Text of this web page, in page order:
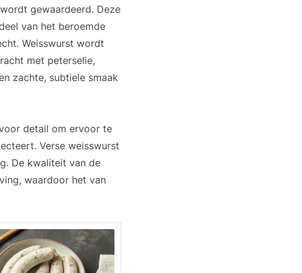
gewaardeerd. Deze
van het beroemde
Weisswurst wordt
met peterselie,
zachte, subtiele smaak
detail om ervoor te
Verse weisswurst
De kwaliteit van de
waardoor het van